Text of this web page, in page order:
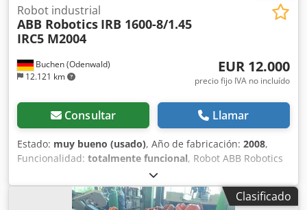
Buchen (Odenwald)
12.121 km
Robot industrial
ABB Robotics IRB 1600-8/1.45
IRC5 M2004
EUR 12.000
precio fijo IVA no incluído
Consultar Llamar
Estado: muy bueno (usado), Año de fabricación: 2008,
Funcionalidad: totalmente funcional, Robot ABB Robotics
IRB 1600-8/1.45 IRC5 M2004, completo (16-53400)
Controlador: IRC5 M2004 Número de ejes: 6 Carga útil
máxima: 8 kg Alcance máximo: 1450 mm Año deClasificado